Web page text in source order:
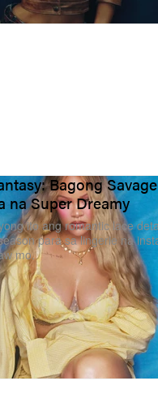
Bagong
na Super Dreamy
ito ang romantic lace
para sa lingerie na
mo.